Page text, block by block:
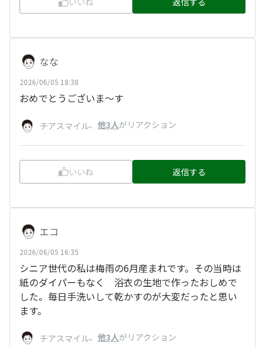
なな
2026/06/05 18:38
おめでとうございま～す
チアスマイル、 他3人がリアクション
いいね 返信する
エコ
2026/06/05 16:35
シニア世代の私は梅雨の6月産まれです。その当時は
紙のダイパーもなく 浴衣の生地で作ったおしめで
した。毎日手洗いして乾かすのが大変だったと思い
ます。
チアスマイル、 他3人がリアクション